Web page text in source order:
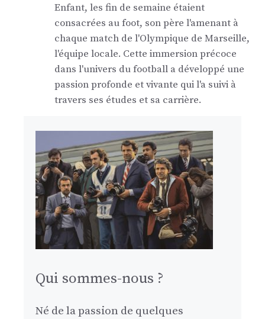
Enfant, les fin de semaine étaient
consacrées au foot, son père l'amenant à
chaque match de l'Olympique de Marseille,
l'équipe locale. Cette immersion précoce
dans l'univers du football a développé une
passion profonde et vivante qui l'a suivi à
travers ses études et sa carrière.
Qui sommes-nous ?
Né de la passion de quelques